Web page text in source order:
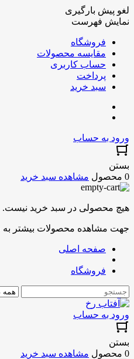
لغو پیش بارگیری
نمایش فهرست
فروشگاه
مقایسه محصولات
حساب کاربری
پرداخت
سبد خرید
ورود به حساب
بستن
0 محصول
مشاهده سبد خرید
هیچ محصولی در سبد خرید نیست.
جهت مشاهده محصولات بیشتر به
صفحه اصلی
فروشگاه
ورود به حساب
بستن
0 محصول
مشاهده سبد خرید